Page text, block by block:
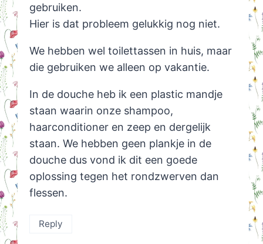
gebruiken.
Hier is dat probleem gelukkig nog niet.
We hebben wel toilettassen in huis, maar
die gebruiken we alleen op vakantie.
In de douche heb ik een plastic mandje
staan waarin onze shampoo,
haarconditioner en zeep en dergelijk
staan. We hebben geen plankje in de
douche dus vond ik dit een goede
oplossing tegen het rondzwerven dan
flessen.
Reply